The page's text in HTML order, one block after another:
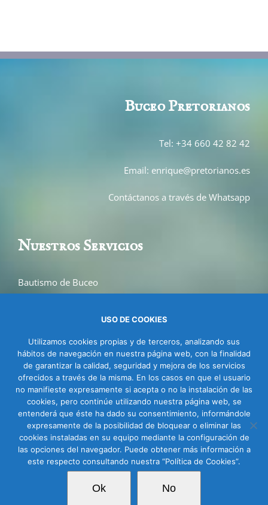
Buceo Pretorianos
Tel: +34 660 42 82 42
Email: enrique@pretorianos.es
Contáctanos a través de Whatsapp
Nuestros Servicios
Bautismo de Buceo
Salidas de Buceo
Buceo para empresas
© Copyright2026 Todos los derechos Reservados | Información
Legal|Cookies|Politica de Privacidad
USO DE COOKIES
Utilizamos cookies propias y de terceros, analizando sus
hábitos de navegación en nuestra página web, con la finalidad
de garantizar la calidad, seguridad y mejora de los servicios
ofrecidos a través de la misma. En los casos en que el usuario
no manifieste expresamente si acepta o no la instalación de las
cookies, pero continúe utilizando nuestra página web, se
entenderá que éste ha dado su consentimiento, informándole
expresamente de la posibilidad de bloquear o eliminar las
cookies instaladas en su equipo mediante la configuración de
las opciones del navegador. Puede obtener más información a
este respecto consultando nuestra “Política de Cookies”.
Ok No